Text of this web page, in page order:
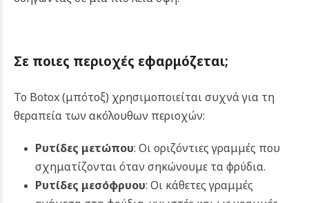
Σε ποιες περιοχές εφαρμόζεται;
Το Botox (μπότοξ) χρησιμοποιείται συχνά για τη
θεραπεία των ακόλουθων περιοχών:
Ρυτίδες μετώπου: Οι οριζόντιες γραμμές που
σχηματίζονται όταν σηκώνουμε τα φρύδια.
Ρυτίδες μεσόφρυου: Οι κάθετες γραμμές